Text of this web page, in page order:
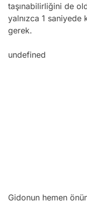
taşınabilirliğini de
yalnızca 1 saniyede
gerek.
undefined
Gidonun hemen